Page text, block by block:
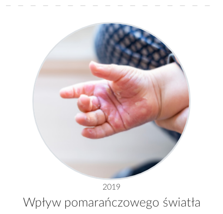
2019
Wpływ pomarańczowego światła